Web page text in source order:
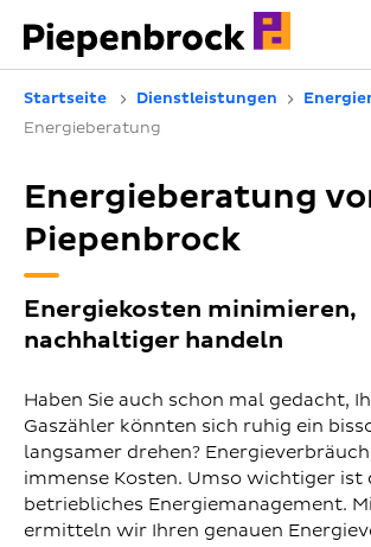
Startseite Dienstleistungen
Energieberatung
Energieberatung
Piepenbrock
Energiekosten minimieren,
nachhaltiger handeln
Haben Sie auch schon mal gedacht,
Gaszähler könnten sich ruhig ein
langsamer drehen?
immense Kosten. Umso wichtiger ist
betriebliches Energiemanagement.
ermitteln wir Ihren genauen